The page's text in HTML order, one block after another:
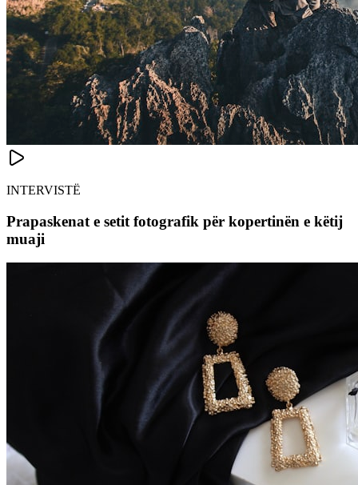
INTERVISTË
Prapaskenat e setit fotografik për kopertinën e këtij
muaji